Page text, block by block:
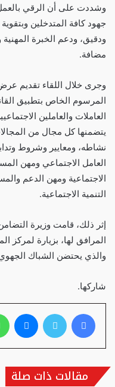
وشددت على أن الرقي
جهود كافة المتدخلين
ودقيق، ودعم الخبرة
مضافة.
وجرى خلال اللقاء تقديم
العاملات والعاملين
يتضمنها كل مجال من
نشاطه، ومعايير وشروط
العامل الاجتماعي ومهن
الاجتماعية ومهن الدعم
التنمية الاجتماعية.
إثر ذلك، قامت وزيرة
المرافق لها، بزيارة لمركز
والذي يحتضن الشباك
شاركها.
فيسبوك تويتر ماسنجر
مقالات ذات صلة